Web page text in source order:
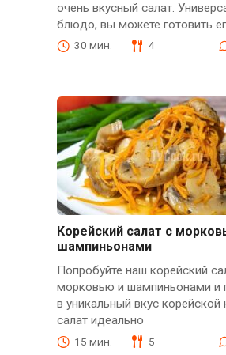
очень вкусный салат.
блюдо, вы можете готовить
30 мин. 4
Корейский салат с
шампиньонами
Попробуйте наш корейский
морковью и шампиньонами и
в уникальный вкус корейской
салат идеально
15 мин. 5